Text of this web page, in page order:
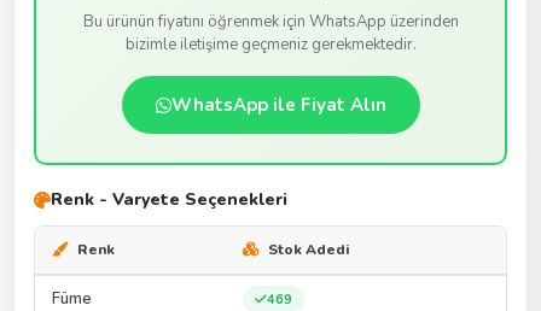
Bu ürünün fiyatını öğrenmek için WhatsApp üzerinden
bizimle iletişime geçmeniz gerekmektedir.
WhatsApp ile Fiyat Alın
Renk - Varyete Seçenekleri
Renk Stok Adedi
Füme 469